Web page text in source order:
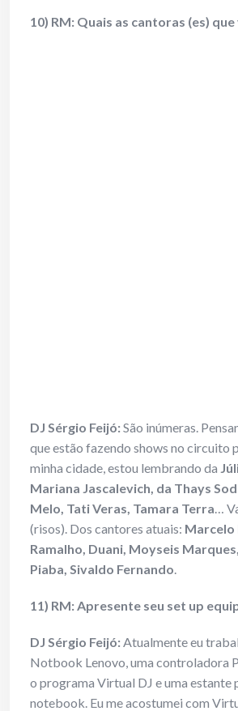
10) RM: Quais as cantoras (es)
DJ Sérgio Feijó:São inúmeras.
que estão fazendo shows no circuito
minha cidade, estou lembrando da
Mariana Jascalevich, da Thays
Melo, Tati Veras, Tamara Terra…
(risos). Dos cantores atuais: Marcelo
Ramalho, Duani, Moyseis
Piaba, Sivaldo Fernando.
11) RM: Apresente seu set up
DJ Sérgio Feijó:Atualmente eu
Notbook Lenovo, uma controladora
o programa Virtual DJ e uma estante
notebook. Eu me acostumei com